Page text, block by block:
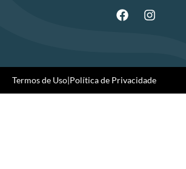
Termos de Uso|Política de Privacidade